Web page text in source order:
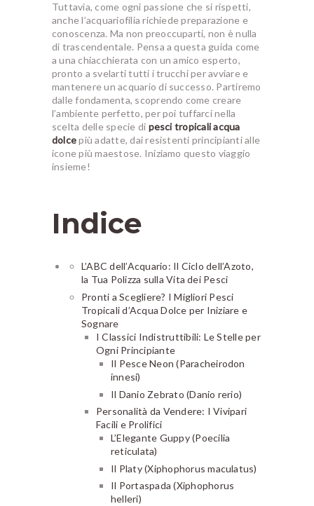
Tuttavia, come ogni passione che si rispetti,
anche l’acquariofilia richiede preparazione e
conoscenza. Ma non preoccuparti, non è nulla
di trascendentale. Pensa a questa guida come
a una chiacchierata con un amico esperto,
pronto a svelarti tutti i trucchi per avviare e
mantenere un acquario di successo. Partiremo
dalle fondamenta, scoprendo come creare
l’ambiente perfetto, per poi tuffarci nella
scelta delle specie di pesci tropicali acqua
dolcepiù adatte, dai resistenti principianti alle
icone più maestose. Iniziamo questo viaggio
insieme!
Indice
L’ABC dell’Acquario: Il Ciclo dell’Azoto,
la Tua Polizza sulla Vita dei Pesci
Pronti a Scegliere? I Migliori Pesci
Tropicali d’Acqua Dolce per Iniziare e
Sognare
I Classici Indistruttibili: Le Stelle per
Ogni Principiante
Il Pesce Neon (Paracheirodon
innesi)
Il Danio Zebrato (Danio rerio)
Personalità da Vendere: I Vivipari
Facili e Prolifici
L’Elegante Guppy (Poecilia
reticulata)
Il Platy (Xiphophorus maculatus)
Il Portaspada (Xiphophorus
helleri)